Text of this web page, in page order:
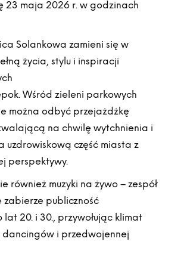
23 maja 2026 r. w godzinach
Solankowa zamieni się w
życia, stylu i inspiracji
Wśród zieleni parkowych
można odbyć przejażdżkę
na chwilę wytchnienia i
uzdrowiskową część miasta z
perspektywy.
również muzyki na żywo – zespół
zabierze publiczność
20. i 30., przywołując klimat
i przedwojennej